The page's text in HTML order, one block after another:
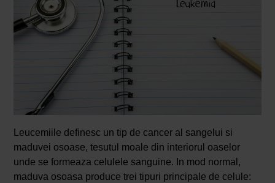
Leucemiile definesc un tip de cancer al sangelui si
maduvei osoase, tesutul moale din interiorul oaselor
unde se formeaza celulele sanguine. In mod normal,
maduva osoasa produce trei tipuri principale de celule: